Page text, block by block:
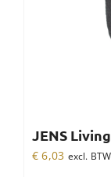
JENS
€ 6,03 excl. BTW